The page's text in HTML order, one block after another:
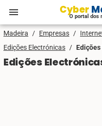
menu Cyber
O portal dos
Madeira / Empresas /
Edições Electrónicas /
Edições